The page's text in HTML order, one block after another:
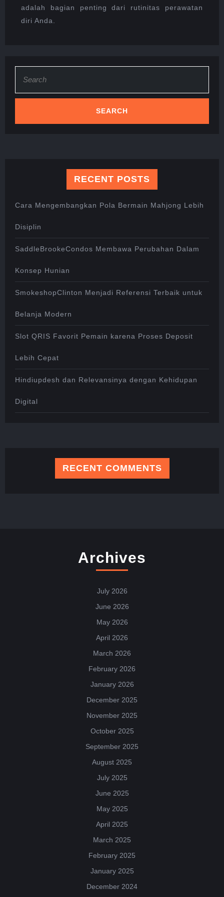
adalah bagian penting dari rutinitas perawatan
diri Anda.
for:
RECENT POSTS
Cara Mengembangkan Pola Bermain Mahjong Lebih
Disiplin
SaddleBrookeCondos Membawa Perubahan Dalam
Konsep Hunian
SmokeshopClinton Menjadi Referensi Terbaik untuk
Belanja Modern
Slot QRIS Favorit Pemain karena Proses Deposit
Lebih Cepat
Hindiupdesh dan Relevansinya dengan Kehidupan
Digital
RECENT COMMENTS
Archives
July 2026
June 2026
May 2026
April 2026
March 2026
February 2026
January 2026
December 2025
November 2025
October 2025
September 2025
August 2025
July 2025
June 2025
May 2025
April 2025
March 2025
February 2025
January 2025
December 2024